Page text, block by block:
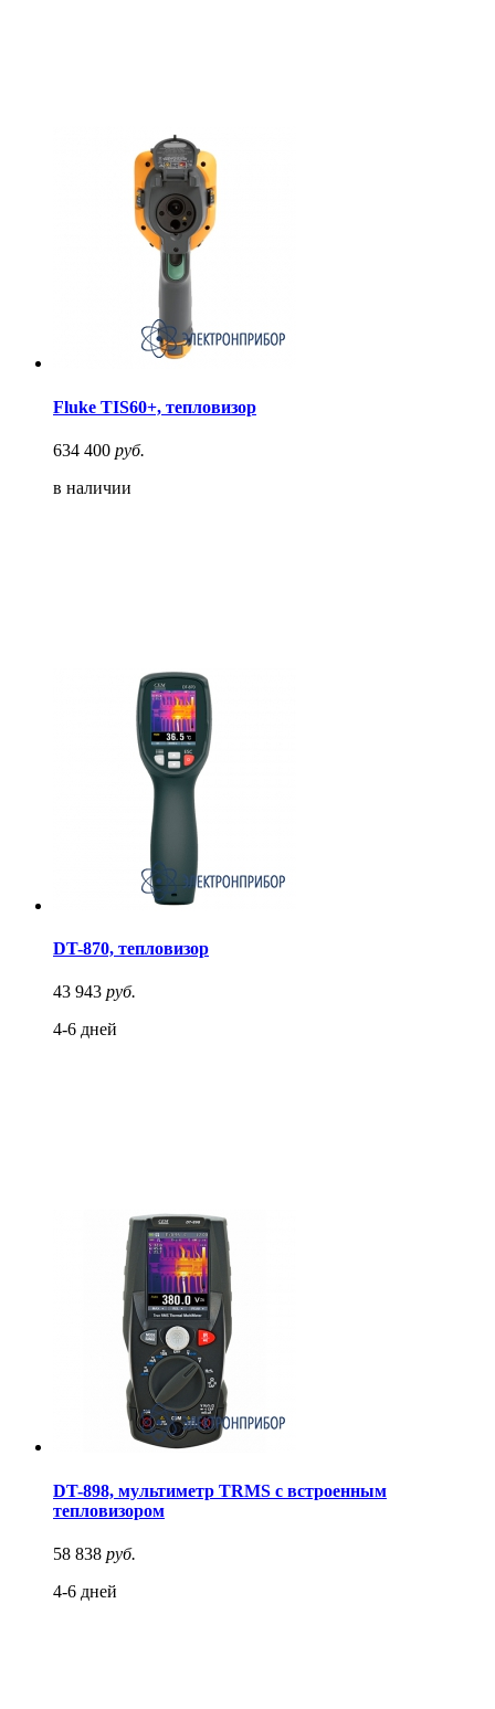
Fluke TIS60+, тепловизор
634 400 руб.
в наличии
DT-870, тепловизор
43 943 руб.
4-6 дней
DT-898, мультиметр TRMS с встроенным
тепловизором
58 838 руб.
4-6 дней